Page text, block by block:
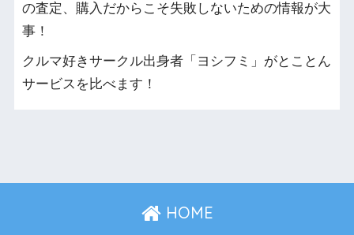
の査定、購入だからこそ失敗しないための情報が大
事！
クルマ好きサークル出身者「ヨシフミ」がとことん
サービスを比べます！
HOME